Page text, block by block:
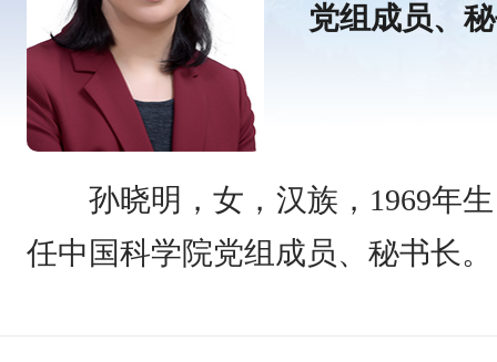
党组成员、
孙晓明，女，汉族，1969年
任中国科学院党组成员、秘书长。